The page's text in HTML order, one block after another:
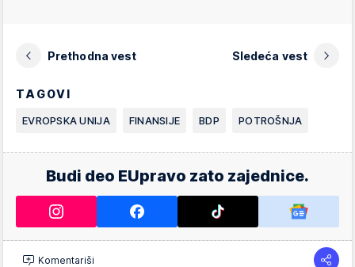
Prethodna vest Sledeća vest
TAGOVI
EVROPSKA UNIJA FINANSIJE BDP POTROŠNJA
Budi deo EUpravo zato zajednice.
Komentariši